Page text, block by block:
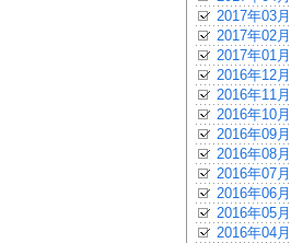
2017年03月
2017年02月
2017年01月
2016年12月
2016年11月
2016年10月
2016年09月
2016年08月
2016年07月
2016年06月
2016年05月
2016年04月